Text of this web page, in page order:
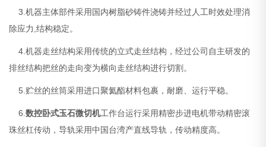
3.机器主体部件采用国内树脂砂铸件浇铸并经过人工时效处理消
除应力,结构稳定。
4.机器走丝结构采用传统的立式走丝结构，经过公司自主研发的
排丝结构把丝的走向变为横向走丝结构进行切割。
5.贮丝的丝筒采用进口聚氦酯材料包裹，耐磨、运行平稳。
6.数控卧式玉石微切机工作台运行采用精密步进电机带动精密滚
珠丝杠传动，导轨采用中国台湾产直线导轨，传动精度高。